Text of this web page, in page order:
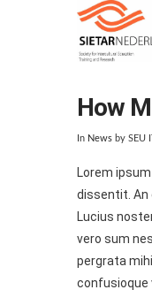
How
In News by SEU
Lorem
dissentit. An
Lucius
vero sum
pergrata
confusioque